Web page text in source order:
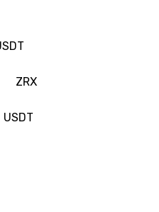
ZRX
USDT